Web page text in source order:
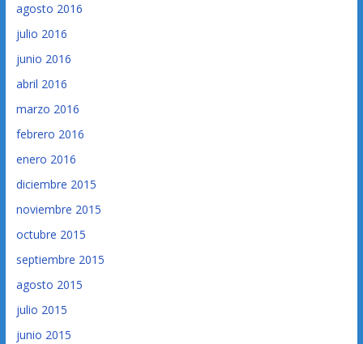
agosto 2016
julio 2016
junio 2016
abril 2016
marzo 2016
febrero 2016
enero 2016
diciembre 2015
noviembre 2015
octubre 2015
septiembre 2015
agosto 2015
julio 2015
junio 2015